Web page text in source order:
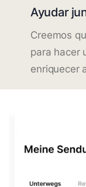
Ayudar
Creemos
para hacer
enriquecer